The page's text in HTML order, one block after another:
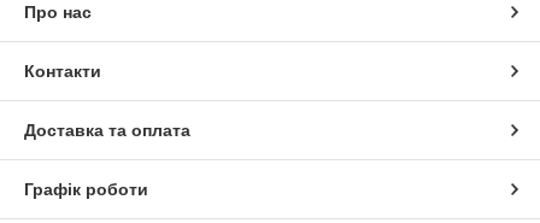
Про нас
Контакти
Доставка та оплата
Графік роботи